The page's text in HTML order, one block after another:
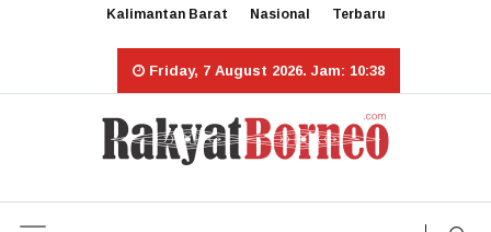
Kalimantan Barat Nasional Terbaru
Friday, 7 August 2026. Jam: 10:38